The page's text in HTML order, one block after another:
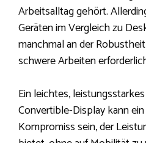
Arbeitsalltag gehört.
Geräten im Vergleich zu
manchmal an der
schwere Arbeiten
Ein leichtes,
Convertible-Display kann
Kompromiss sein, der